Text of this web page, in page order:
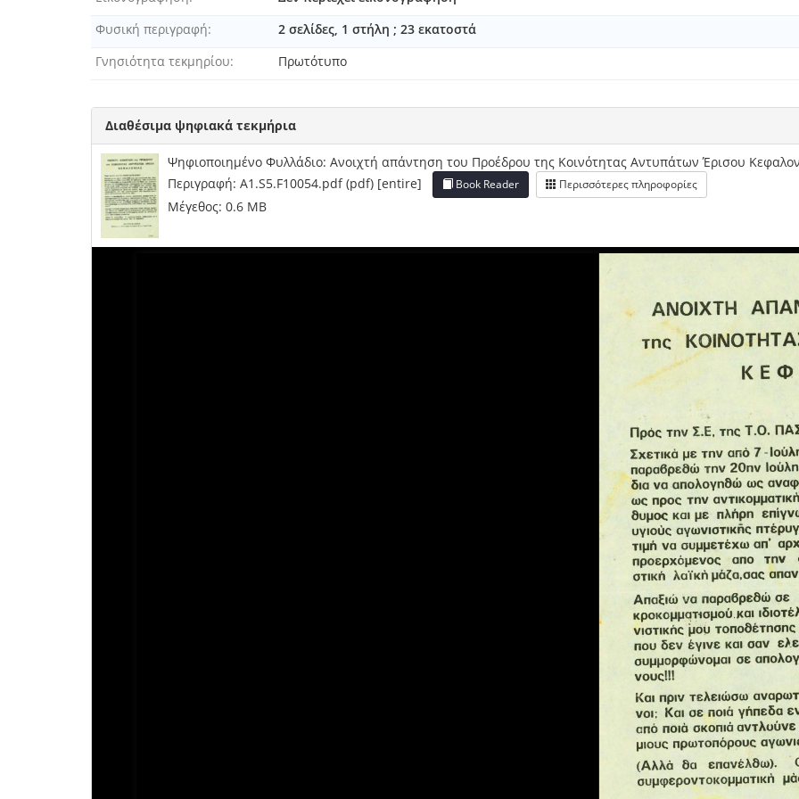
Φυσική περιγραφή
2 σελίδες, 1 στήλη ; 23 εκατοστά
Γνησιότητα τεκμηρίου
Πρωτότυπο
Διαθέσιμα ψηφιακά τεκμήρια
Ψηφιοποιημένο Φυλλάδιο: Ανοιχτή απάντηση του Προέδρου της Κοινότητας Αντυπάτων Έρισου
Περιγραφή: A1.S5.F10054.pdf (pdf) [entire]
Book Reader Περισσότερες πληροφορίες
Μέγεθος: 0.6 MB